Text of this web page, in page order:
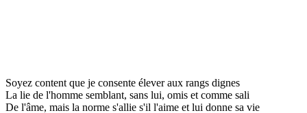
Soyez content que je consente élever aux rangs dignes
La lie de l'homme semblant, sans lui, omis et comme sali
De l'âme, mais la norme s'allie s'il l'aime et lui donne sa vie